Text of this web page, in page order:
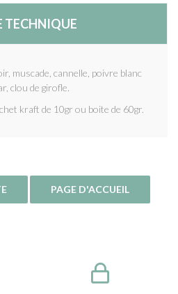
TECHNIQUE
muscade, cannelle, poivre blanc
clou de girofle.
kraft de 10gr ou boite de 60gr.